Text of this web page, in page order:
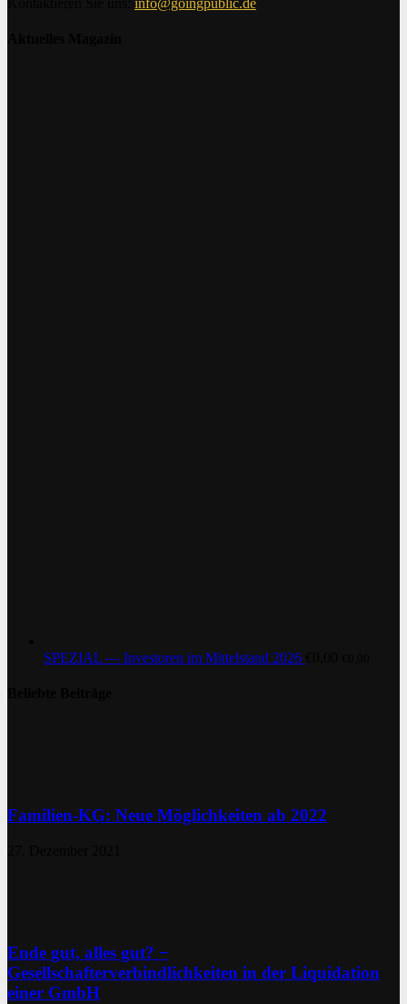
info@goingpublic.de
SPEZIAL — Investoren im Mittelstand 2026
Familien-KG: Neue Möglichkeiten ab 2022
Ende gut, alles gut? −
Gesellschafterverbindlichkeiten in der Liquidation
einer GmbH